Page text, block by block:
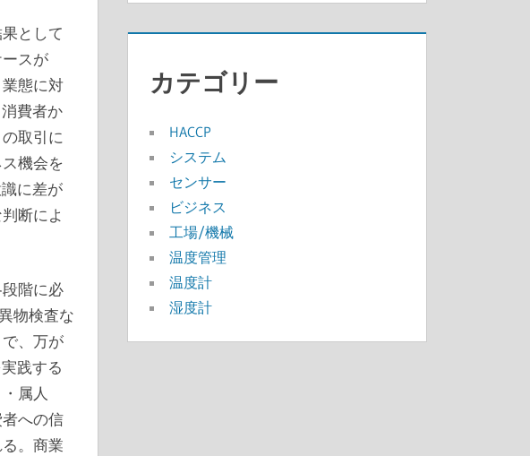
として
スが
態に対
費者か
取引に
機会を
に差が
断によ
階に必
物検査な
、万が
践する
属人
への信
。商業
カテゴリー
HACCP
システム
センサー
ビジネス
工場/機械
温度管理
温度計
湿度計